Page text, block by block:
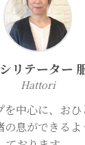
リテーター
Hattori
を中心に、お
息ができる